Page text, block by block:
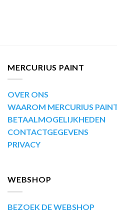
MERCURIUS PAINT
OVER ONS
WAAROM MERCURIUS
BETAALMOGELIJKHEDEN
CONTACTGEGEVENS
PRIVACY
WEBSHOP
BEZOEK DE WEBSHOP